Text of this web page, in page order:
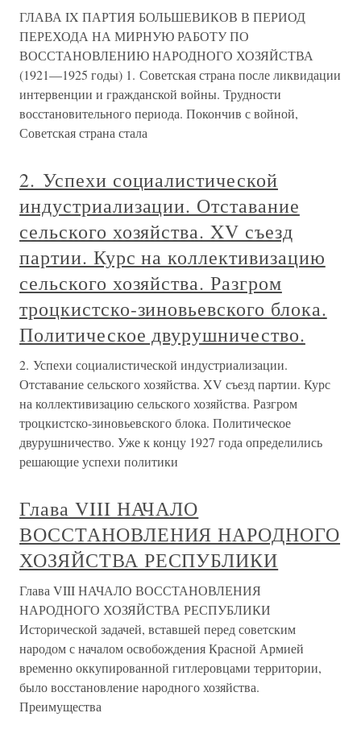
ГЛАВА IX ПАРТИЯ БОЛЬШЕВИКОВ В ПЕРИОД
ПЕРЕХОДА НА МИРНУЮ РАБОТУ ПО
ВОССТАНОВЛЕНИЮ НАРОДНОГО ХОЗЯЙСТВА
(1921—1925 годы) 1. Советская страна после ликвидации
интервенции и гражданской войны. Трудности
восстановительного периода. Покончив с войной,
Советская страна стала
2. Успехи социалистической
индустриализации. Отставание
сельского хозяйства. XV съезд
партии. Курс на коллективизацию
сельского хозяйства. Разгром
троцкистско-зиновьевского блока.
Политическое двурушничество.
2. Успехи социалистической индустриализации.
Отставание сельского хозяйства. XV съезд партии. Курс
на коллективизацию сельского хозяйства. Разгром
троцкистско-зиновьевского блока. Политическое
двурушничество. Уже к концу 1927 года определились
решающие успехи политики
Глава VIII НАЧАЛО
ВОССТАНОВЛЕНИЯ НАРОДНОГО
ХОЗЯЙСТВА РЕСПУБЛИКИ
Глава VIII НАЧАЛО ВОССТАНОВЛЕНИЯ
НАРОДНОГО ХОЗЯЙСТВА РЕСПУБЛИКИ
Исторической задачей, вставшей перед советским
народом с началом освобождения Красной Армией
временно оккупированной гитлеровцами территории,
было восстановление народного хозяйства.
Преимущества